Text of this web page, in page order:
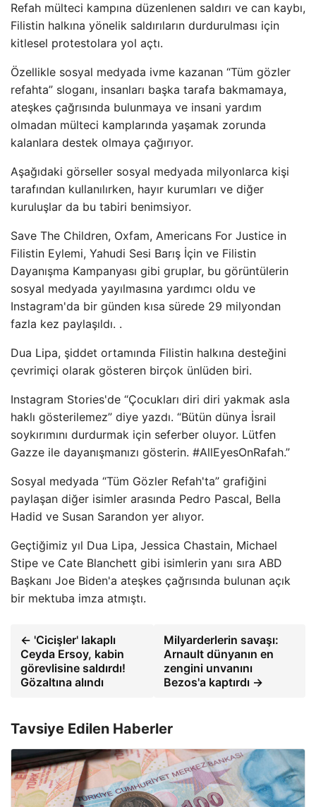
Refah mülteci kampına düzenlenen saldırı ve can kaybı,
Filistin halkına yönelik saldırıların durdurulması için
kitlesel protestolara yol açtı.
Özellikle sosyal medyada ivme kazanan “Tüm gözler
refahta” sloganı, insanları başka tarafa bakmamaya,
ateşkes çağrısında bulunmaya ve insani yardım
olmadan mülteci kamplarında yaşamak zorunda
kalanlara destek olmaya çağırıyor.
Aşağıdaki görseller sosyal medyada milyonlarca kişi
tarafından kullanılırken, hayır kurumları ve diğer
kuruluşlar da bu tabiri benimsiyor.
Save The Children, Oxfam, Americans For Justice in
Filistin Eylemi, Yahudi Sesi Barış İçin ve Filistin
Dayanışma Kampanyası gibi gruplar, bu görüntülerin
sosyal medyada yayılmasına yardımcı oldu ve
Instagram'da bir günden kısa sürede 29 milyondan
fazla kez paylaşıldı. .
Dua Lipa, şiddet ortamında Filistin halkına desteğini
çevrimiçi olarak gösteren birçok ünlüden biri.
Instagram Stories'de “Çocukları diri diri yakmak asla
haklı gösterilemez” diye yazdı. “Bütün dünya İsrail
soykırımını durdurmak için seferber oluyor. Lütfen
Gazze ile dayanışmanızı gösterin. #AllEyesOnRafah.”
Sosyal medyada “Tüm Gözler Refah'ta” grafiğini
paylaşan diğer isimler arasında Pedro Pascal, Bella
Hadid ve Susan Sarandon yer alıyor.
Geçtiğimiz yıl Dua Lipa, Jessica Chastain, Michael
Stipe ve Cate Blanchett gibi isimlerin yanı sıra ABD
Başkanı Joe Biden'a ateşkes çağrısında bulunan açık
bir mektuba imza atmıştı.
← 'Cicişler' lakaplı
Ceyda Ersoy, kabin
görevlisine saldırdı!
Gözaltına alındı
Milyarderlerin savaşı:
Arnault dünyanın en
zengini unvanını
Bezos'a kaptırdı →
Tavsiye Edilen Haberler